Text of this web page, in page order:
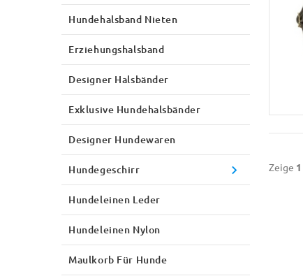
Zeige 1
Hundehalsband Nieten
Erziehungshalsband
Designer Halsbänder
Exklusive Hundehalsbänder
Designer Hundewaren
Hundegeschirr
Hundeleinen Leder
Hundeleinen Nylon
Maulkorb Für Hunde